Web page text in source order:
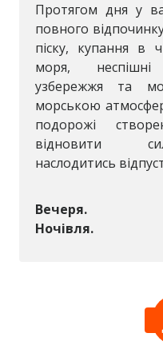
Протягом дня у
повного
піску, купання в
моря,
узбережжя та
морською
подорожі
відновити
наслодитись
Вечеря.
Ночівля.